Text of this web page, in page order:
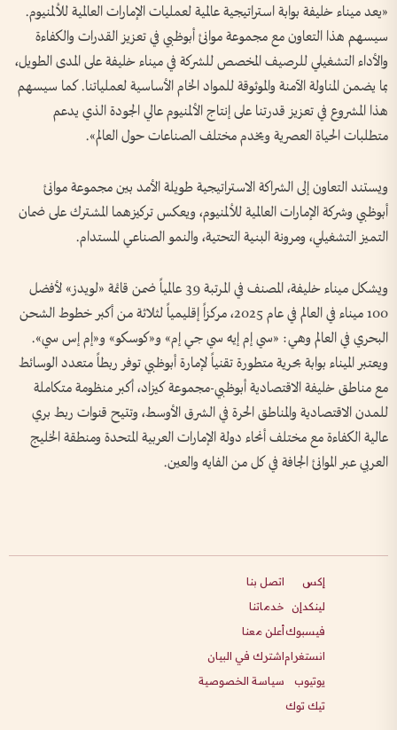
«يعد ميناء خليفة بوابة استراتيجية عالمية لعمليات الإمارات العالمية للألمنيوم.
سيسهم هذا التعاون مع مجموعة موانئ أبوظبي في تعزيز القدرات والكفاءة
والأداء التشغيلي للرصيف المخصص للشركة في ميناء خليفة على المدى الطويل،
بما يضمن المناولة الآمنة والموثوقة للمواد الخام الأساسية لعملياتنا. كما سيسهم
هذا المشروع في تعزيز قدرتنا على إنتاج الألمنيوم عالي الجودة الذي يدعم
متطلبات الحياة العصرية ويخدم مختلف الصناعات حول العالم».
ويستند التعاون إلى الشراكة الاستراتيجية طويلة الأمد بين مجموعة موانئ
أبوظبي وشركة الإمارات العالمية للألمنيوم، ويعكس تركيزهما المشترك على ضمان
التميز التشغيلي، ومرونة البنية التحتية، والنمو الصناعي المستدام.
ويشكل ميناء خليفة، المصنف في المرتبة 39 عالمياً ضمن قائمة «لويدز» لأفضل
100 ميناء في العالم في عام 2025، مركزاً إقليمياً لثلاثة من أكبر خطوط الشحن
البحري في العالم وهي: «سي إم إيه سي جي إم» و«كوسكو» و«إم إس سي».
ويعتبر الميناء بوابة بحرية متطورة تقنياً لإمارة أبوظبي توفر ربطاً متعدد الوسائط
مع مناطق خليفة الاقتصادية أبوظبي-مجموعة كيزاد، أكبر منظومة متكاملة
للمدن الاقتصادية والمناطق الحرة في الشرق الأوسط، وتتيح قنوات ربط بري
عالية الكفاءة مع مختلف أنحاء دولة الإمارات العربية المتحدة ومنطقة الخليج
العربي عبر الموانئ الجافة في كل من الفايه والعين.
إكس
لينكدإن
فيسبوك
انستغرام
يوتيوب
تيك توك
اتصل بنا
خدماتنا
أعلن معنا
اشترك في البيان
سياسة الخصوصية